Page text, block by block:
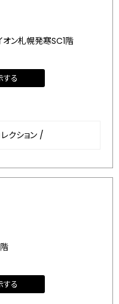
ン札幌発寒SC1階
する
クション /
する